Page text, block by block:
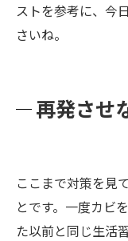
ストを参考に、今
さいね。
再発させ
ここまで対策を見
とです。一度カビ
た以前と同じ生活